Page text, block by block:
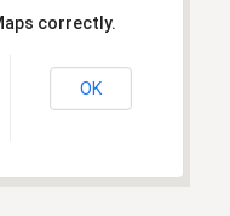
correctly.
OK